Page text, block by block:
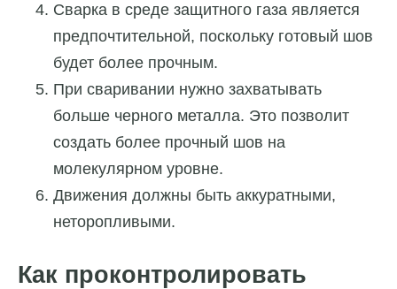
Сварка в среде защитного газа является
предпочтительной, поскольку готовый шов
будет более прочным.
При сваривании нужно захватывать
больше черного металла. Это позволит
создать более прочный шов на
молекулярном уровне.
Движения должны быть аккуратными,
неторопливыми.
Как проконтролировать